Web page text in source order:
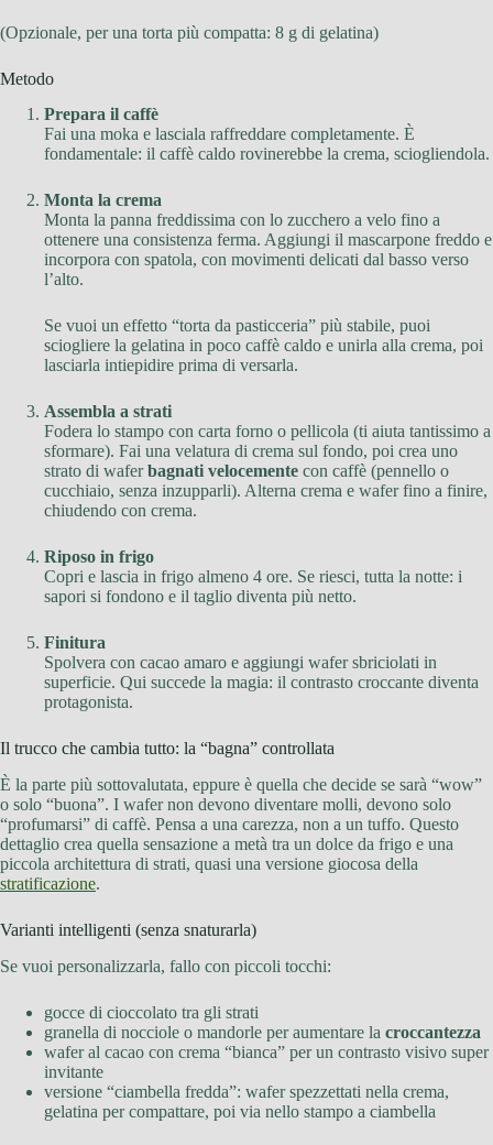
(Opzionale, per una torta più compatta: 8 g di gelatina)
Metodo
Prepara il caffè
Fai una moka e lasciala raffreddare completamente. È
fondamentale: il caffè caldo rovinerebbe la crema, sciogliendola.
Monta la crema
Monta la panna freddissima con lo zucchero a velo fino a
ottenere una consistenza ferma. Aggiungi il mascarpone freddo e
incorpora con spatola, con movimenti delicati dal basso verso
l’alto.
Se vuoi un effetto “torta da pasticceria” più stabile, puoi
sciogliere la gelatina in poco caffè caldo e unirla alla crema, poi
lasciarla intiepidire prima di versarla.
Assembla a strati
Fodera lo stampo con carta forno o pellicola (ti aiuta tantissimo a
sformare). Fai una velatura di crema sul fondo, poi crea uno
strato di waferbagnati velocemente con caffè (pennello o
cucchiaio, senza inzupparli). Alterna crema e wafer fino a finire,
chiudendo con crema.
Riposo in frigo
Copri e lascia in frigo almeno 4 ore. Se riesci, tutta la notte: i
sapori si fondono e il taglio diventa più netto.
Finitura
Spolvera con cacao amaro e aggiungi wafer sbriciolati in
superficie. Qui succede la magia: il contrasto croccante diventa
protagonista.
Il trucco che cambia tutto: la “bagna” controllata
È la parte più sottovalutata, eppure è quella che decide se sarà “wow”
o solo “buona”. I wafer non devono diventare molli, devono solo
“profumarsi” di caffè. Pensa a una carezza, non a un tuffo. Questo
dettaglio crea quella sensazione a metà tra un dolce da frigo e una
piccola architettura di strati, quasi una versione giocosa della
stratificazione.
Varianti intelligenti (senza snaturarla)
Se vuoi personalizzarla, fallo con piccoli tocchi:
gocce di cioccolato tra gli strati
granella di nocciole o mandorle per aumentare la croccantezza
wafer al cacao con crema “bianca” per un contrasto visivo super
invitante
versione “ciambella fredda”: wafer spezzettati nella crema,
gelatina per compattare, poi via nello stampo a ciambella